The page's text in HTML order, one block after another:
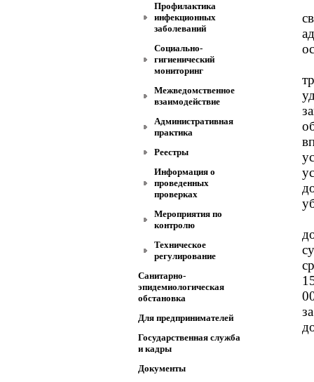
Профилактика
инфекционных
заболеваний
Социально-
гигиенический
мониторинг
Межведомственное
взаимодействие
Административная
практика
Реестры
Информация о
проведенных
проверках
Мероприятия по
контролю
Техническое
регулирование
Санитарно-
эпидемиологическая
обстановка
Для предпринимателей
Государственная служба
и кадры
Документы